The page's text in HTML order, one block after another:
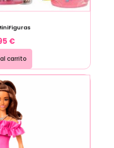
€
carrito